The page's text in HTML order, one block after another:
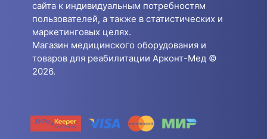
сайта к индивидуальным потребностям
пользователей, а также в статистических и
маркетинговых целях.
Магазин медицинского оборудования и
товаров для реабилитации Арконт-Мед ©
2026.